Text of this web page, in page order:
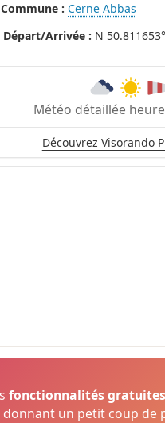
Commune : Cerne Abbas
Départ/Arrivée : N
Météo détaillée
Découvrez Visorando
fonctionnalités
un petit coup de